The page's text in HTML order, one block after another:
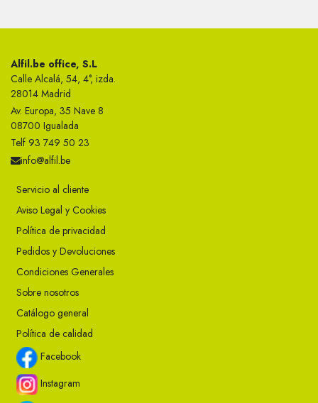
Alfil.be office, S.L
Calle Alcalá, 54, 4°, izda.
28014 Madrid
Av. Europa, 35 Nave 8
08700 Igualada
Telf 93 749 50 23
info@alfil.be
Servicio al cliente
Aviso Legal y Cookies
Política de privacidad
Pedidos y Devoluciones
Condiciones Generales
Sobre nosotros
Catálogo general
Política de calidad
Facebook
Instagram